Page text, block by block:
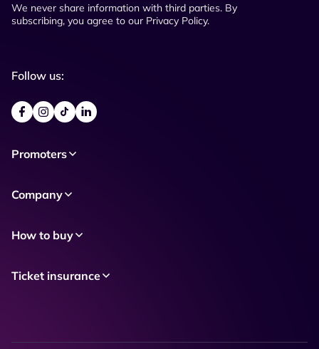
We never share information with third parties. By
subscribing, you agree to our Privacy Policy.
Follow us:
Promoters
Company
How to buy
Ticket insurance